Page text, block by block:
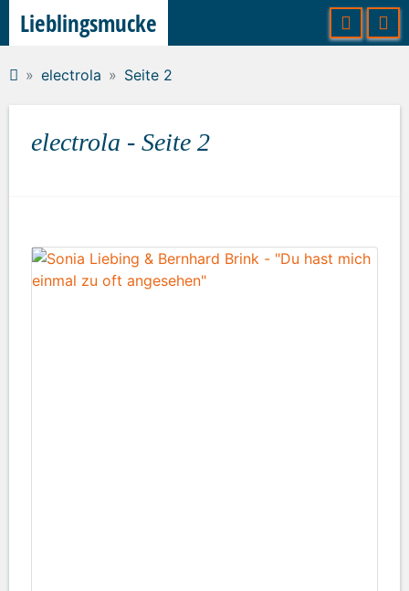
electrola Seite 2
electrola - Seite 2
Lieblingsmucke